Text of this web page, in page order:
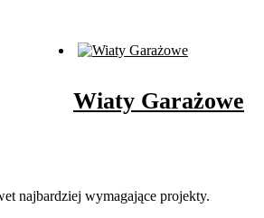
Wiaty Garażowe
najbardziej wymagające projekty.